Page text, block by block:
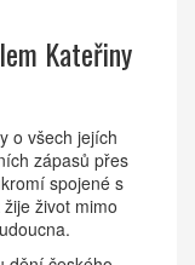
Kateřiny
o všech jejích
zápasů přes
spojené s
život mimo